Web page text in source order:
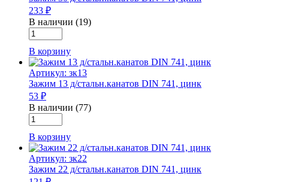
DIN
741,
цинк
233 ₽
В наличии (19)
Количество
товара
Зажим
30
д/
стальн.канатов
DIN
741,
цинк
В корзину
Артикул: зк13
Зажим 13 д/стальн.канатов DIN 741, цинк
53 ₽
В наличии (77)
Количество
товара
Зажим
13
д/
стальн.канатов
В корзину
Артикул: зк22
Зажим 22 д/стальн.канатов DIN 741, цинк